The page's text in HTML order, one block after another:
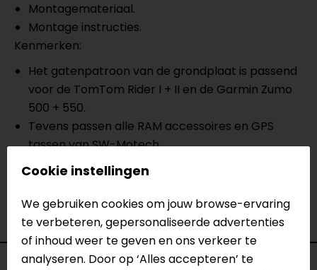
Montagemateriaal.
Montage instructies.
Kenmerken:
Het gatenpatroon van de grondplaat is passend
voor de TomTom Rider I + II en de Garmin Zumo
500 + 550.
Tevens passen alle RAM accessoires en GPS
tassen van SW-Motech.
Voor het gebruik van navigatiesystemen die
gemaakt zijn voor auto's, is het raadzaam om
een spatwaterdichte navigatietas op de
basisplaat te monteren.
Cookie instellingen
We gebruiken cookies om jouw browse-ervaring
te verbeteren, gepersonaliseerde advertenties
of inhoud weer te geven en ons verkeer te
analyseren. Door op ‘Alles accepteren’ te